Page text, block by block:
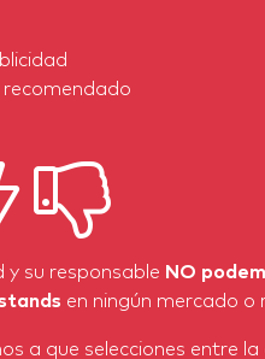
y su responsable NO
en ningún mercado o
a que selecciones entre la